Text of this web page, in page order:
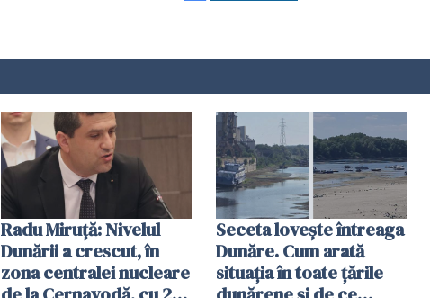
Radu Miruţă: Nivelul
Dunării a crescut, în
zona centralei nucleare
Seceta lovește întreaga
Dunăre. Cum arată
situația în toate țările